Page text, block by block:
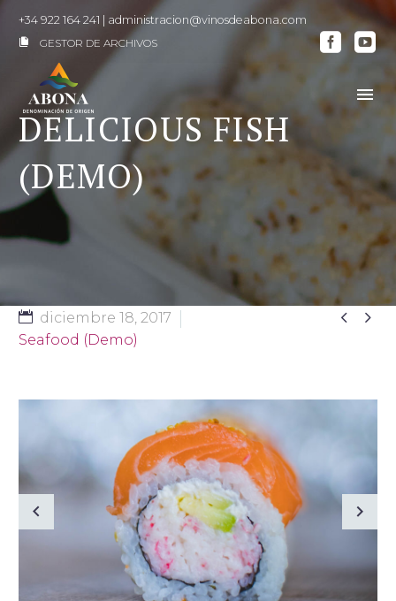
+34 922 164 241 administracion@vinosdeabona.com
 GESTOR DE ARCHIVOS
DELICIOUS FISH
(DEMO)
 
diciembre 18, 2017
Seafood (Demo)